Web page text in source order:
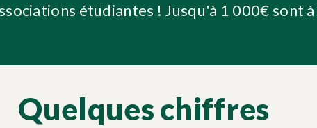
étudiantes ! Jusqu'à 1 000€ sont
Quelques chiffres